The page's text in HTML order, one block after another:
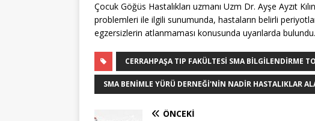
Çocuk Göğüs Hastalıkları uzmanı Uzm Dr. Ayşe Ayzıt
problemleri ile ilgili sunumunda, hastaların belirli
egzersizlerin atlanmaması konusunda uyarılarda bulundu.
CERRAHPAŞA TIP FAKÜLTESI SMA BILGILENDIRME
SMA BENIMLE YÜRÜ DERNEĞI'NIN NADIR HASTALIKLAR
ÖNCEKI